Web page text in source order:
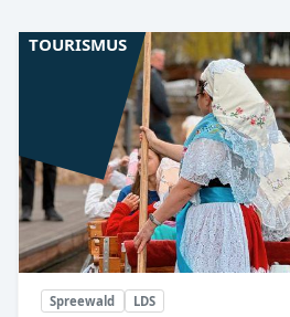
Spreewald LDS
TOURISMUS